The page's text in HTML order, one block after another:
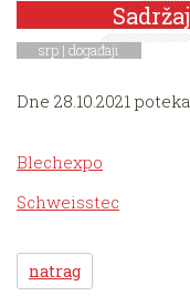
Sadržaj
srp | događaji
Dne 28.10.2021
Blechexpo
Schweisstec
natrag